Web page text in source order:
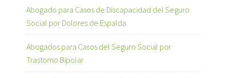
Abogado para Casos de Discapacidad del Seguro
Social por Dolores de Espalda
Abogados para Casos del Seguro Social por
Trastorno Bipolar